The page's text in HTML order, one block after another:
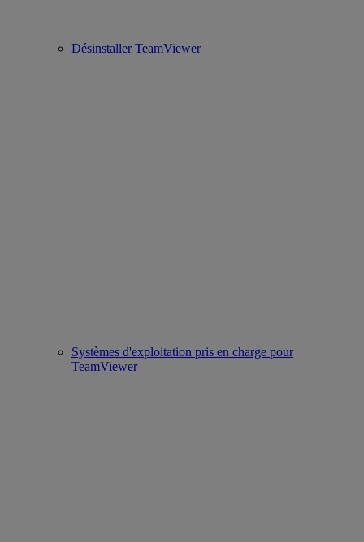
Désinstaller TeamViewer
Systèmes d'exploitation pris en charge pour
TeamViewer